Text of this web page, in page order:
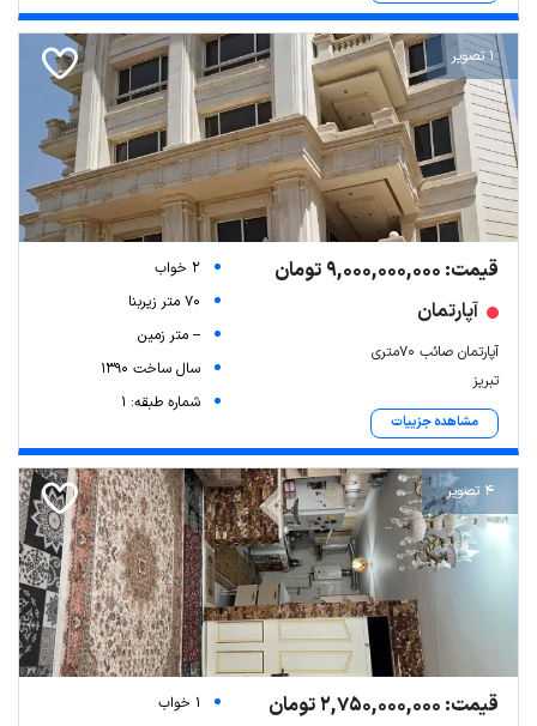
1 تصویر
قیمت: 9,000,000,000 تومان
آپارتمان
آپارتمان صائب ۷۰متری
تبریز
مشاهده جزییات
2 خواب
70 متر زیربنا
-- متر زمین
سال ساخت 1390
شماره طبقه: 1
4 تصویر
قیمت: 2,750,000,000 تومان
1 خواب